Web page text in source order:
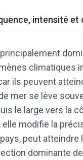
intensité et
climatiques
ils peuvent
mer se lève
le large vers la
modifie la
peut
dominante